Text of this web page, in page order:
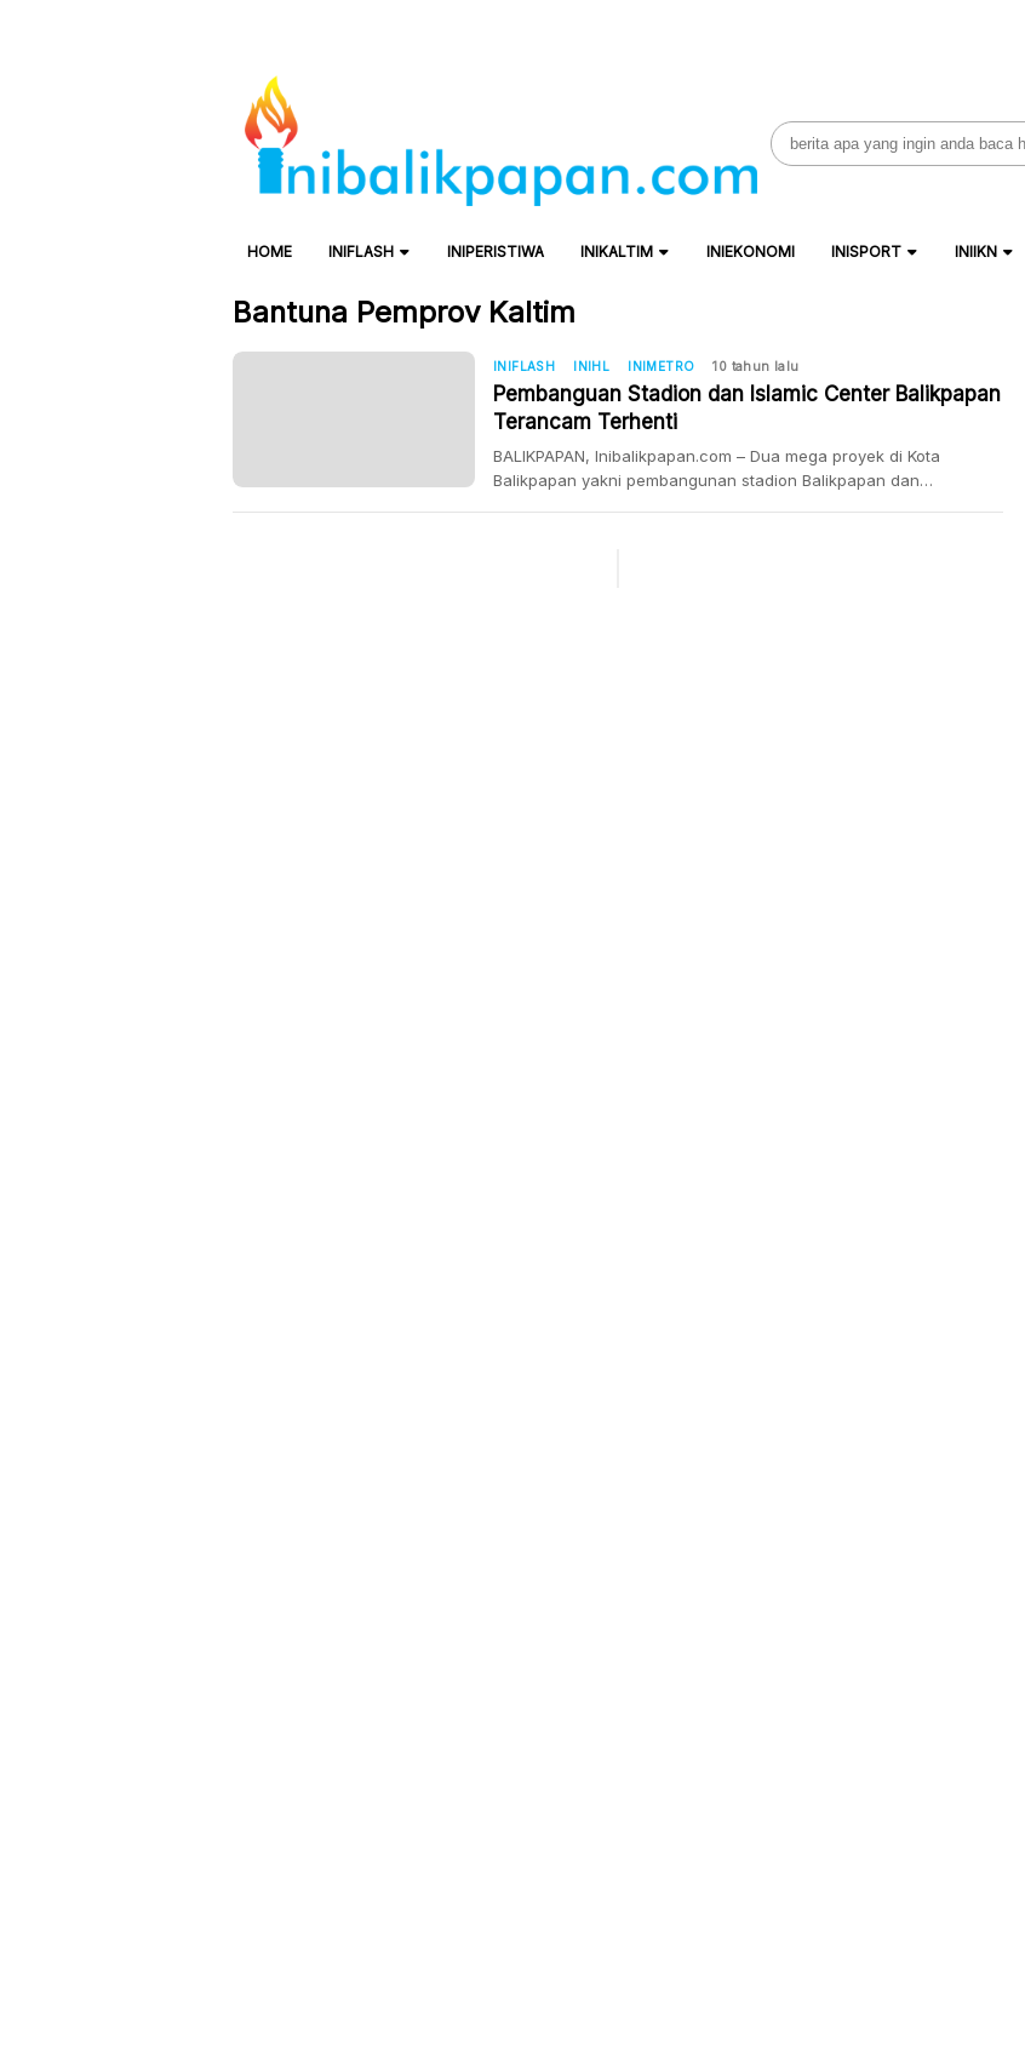
Search
for:
HOME INIFLASH INIPERISTIWA INIKALTIM INIEKONOMI INISPORT INIIKN
Bantuna Pemprov Kaltim
INIFLASH INIHL INIMETRO 10 tahun lalu
Pembanguan Stadion dan Islamic Center Balikpapan
Terancam Terhenti
BALIKPAPAN, Inibalikpapan.com – Dua mega proyek di Kota
Balikpapan yakni pembangunan stadion Balikpapan dan